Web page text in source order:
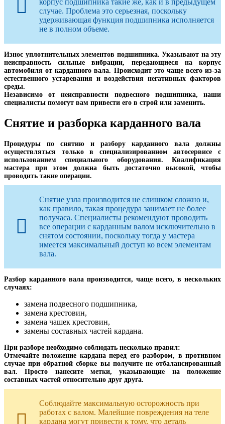
случае. Проблема это серьезная, поскольку
удерживающая функция подшипника исполняется
не в полном объеме.
Износ уплотнительных элементов подшипника. Указывают на эту
неисправность сильные вибрации, передающиеся на корпус
автомобиля от карданного вала. Происходит это чаще всего из-за
естественного устаревания и воздействия негативных факторов
среды.
Независимо от неисправности подвесного подшипника, наши
специалисты помогут вам привести его в строй или заменить.
Снятие и разборка карданного вала
Процедуры по снятию и разбору карданного вала должны
осуществляться только в специализированном автосервисе с
использованием специального оборудования. Квалификация
мастера при этом должна быть достаточно высокой, чтобы
проводить такие операции.
Снятие узла производится не слишком сложно и,
как правило, такая процедура занимает не более
получаса. Специалисты рекомендуют проводить
все операции с карданным валом исключительно в
снятом состоянии, поскольку тогда у мастера
имеется максимальный доступ ко всем элементам
вала.
Разбор карданного вала производится, чаще всего, в нескольких
случаях:
замена подвесного подшипника,
замена крестовин,
замена чашек крестовин,
замены составных частей кардана.
При разборе необходимо соблюдать несколько правил:
Отмечайте положение кардана перед его разбором, в противном
случае при обратной сборке вы получите не отбалансированный
вал. Просто нанесите метки, указывающие на положение
составных частей относительно друг друга.
Соблюдайте максимальную осторожность при
работах с валом. Малейшие повреждения на теле
кардана могут привести к тому, что деталь